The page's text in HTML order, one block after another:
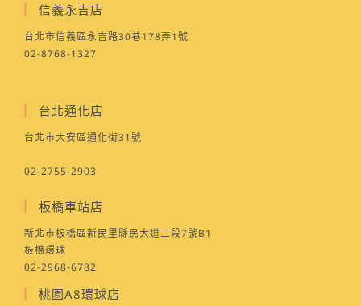
信義永吉店
台北市信義區永吉路30巷178弄1號
02-8768-1327
台北通化店
台北市大安區通化街31號
02-2755-2903
板橋車站店
新北市板橋區新民里縣民大道二段7號B1
板橋環球
02-2968-6782
桃園A8環球店